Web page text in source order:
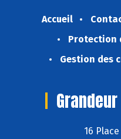
Accueil
Protection
Gestion des
16